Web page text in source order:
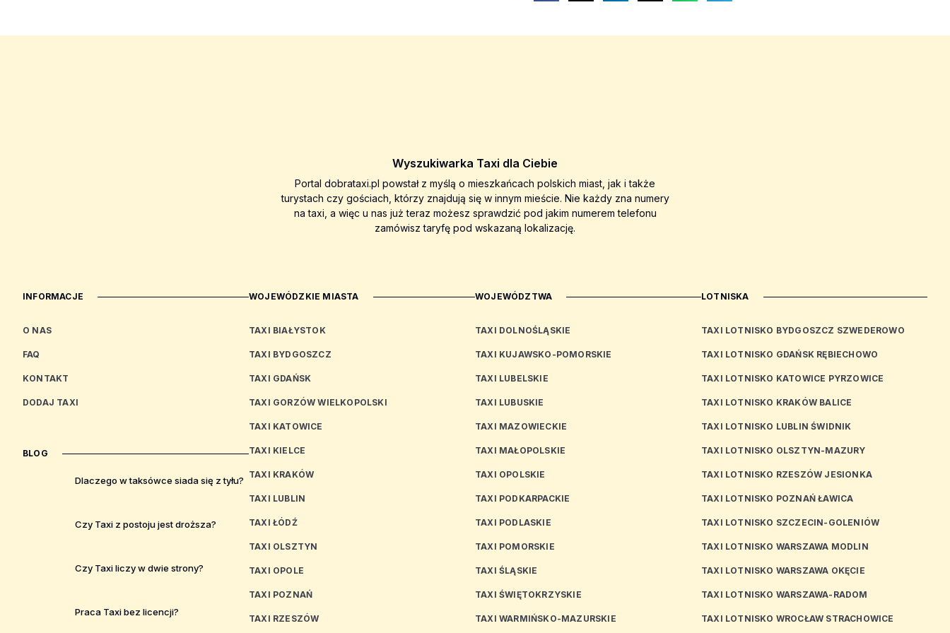
Wyszukiwarka Taxi dla Ciebie
Portal dobrataxi.pl powstał z myślą o mieszkańcach polskich miast, jak i także
turystach czy gościach, którzy znajdują się w innym mieście. Nie każdy zna numery
na taxi, a więc u nas już teraz możesz sprawdzić pod jakim numerem telefonu
zamówisz taryfę pod wskazaną lokalizację.
INFORMACJE
O NAS
FAQ
KONTAKT
DODAJ TAXI
BLOG
Dlaczego w taksówce siada się z tyłu?
Czy Taxi z postoju jest droższa?
Czy Taxi liczy w dwie strony?
Praca Taxi bez licencji?
WOJEWÓDZKIE MIASTA
TAXI BIAŁYSTOK
TAXI BYDGOSZCZ
TAXI GDAŃSK
TAXI GORZÓW WIELKOPOLSKI
TAXI KATOWICE
TAXI KIELCE
TAXI KRAKÓW
TAXI LUBLIN
TAXI ŁÓDŹ
TAXI OLSZTYN
TAXI OPOLE
TAXI POZNAŃ
TAXI RZESZÓW
WOJEWÓDZTWA
TAXI DOLNOŚLĄSKIE
TAXI KUJAWSKO-POMORSKIE
TAXI LUBELSKIE
TAXI LUBUSKIE
TAXI MAZOWIECKIE
TAXI MAŁOPOLSKIE
TAXI OPOLSKIE
TAXI PODKARPACKIE
TAXI PODLASKIE
TAXI POMORSKIE
TAXI ŚLĄSKIE
TAXI ŚWIĘTOKRZYSKIE
TAXI WARMIŃSKO-MAZURSKIE
LOTNISKA
TAXI LOTNISKO BYDGOSZCZ SZWEDEROWO
TAXI LOTNISKO GDAŃSK RĘBIECHOWO
TAXI LOTNISKO KATOWICE PYRZOWICE
TAXI LOTNISKO KRAKÓW BALICE
TAXI LOTNISKO LUBLIN ŚWIDNIK
TAXI LOTNISKO OLSZTYN-MAZURY
TAXI LOTNISKO RZESZÓW JESIONKA
TAXI LOTNISKO POZNAŃ ŁAWICA
TAXI LOTNISKO SZCZECIN-GOLENIÓW
TAXI LOTNISKO WARSZAWA MODLIN
TAXI LOTNISKO WARSZAWA OKĘCIE
TAXI LOTNISKO WARSZAWA-RADOM
TAXI LOTNISKO WROCŁAW STRACHOWICE